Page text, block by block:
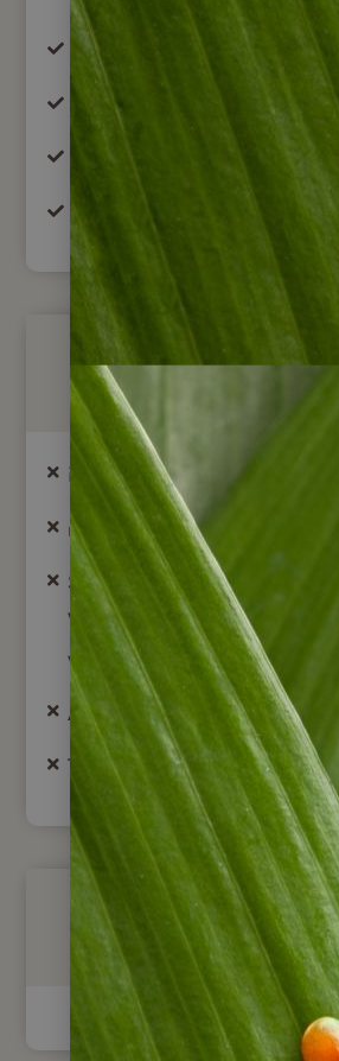
unbegrenzte Kilometer
Vollkaskoversicherung mit
Einwegmiete
Straßenkarte &
Nicht im Preis
internationale Flüge &
nicht aufgeführte Mahlzeiten
Service-Gebühr von ca. 50
Wagen am Flughafen
wird (ist direkt vor Ort zu
Ausflüge / Eintrittsgelder
Trinkgelder & persönliche
Optional